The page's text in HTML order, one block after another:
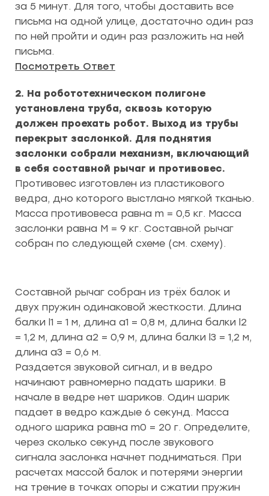
за 5 минут. Для того, чтобы доставить все
письма на одной улице, достаточно один раз
по ней пройти и один раз разложить на ней
письма.
Посмотреть Ответ
2. На робототехническом полигоне
установлена труба, сквозь которую
должен проехать робот. Выход из трубы
перекрыт заслонкой. Для поднятия
заслонки собрали механизм, включающий
в себя составной рычаг и противовес.
Противовес изготовлен из пластикового
ведра, дно которого выстлано мягкой тканью.
Масса противовеса равна m = 0,5 кг. Масса
заслонки равна M = 9 кг. Составной рычаг
собран по следующей схеме (см. схему).
Составной рычаг собран из трёх балок и
двух пружин одинаковой жесткости. Длина
балки l1 = 1 м, длина а1 = 0,8 м, длина балки l2
= 1,2 м, длина а2 = 0,9 м, длина балки l3 = 1,2 м,
длина а3 = 0,6 м.
Раздается звуковой сигнал, и в ведро
начинают равномерно падать шарики. В
начале в ведре нет шариков. Один шарик
падает в ведро каждые 6 секунд. Масса
одного шарика равна m0 = 20 г. Определите,
через сколько секунд после звукового
сигнала заслонка начнет подниматься. При
расчетах массой балок и потерями энергии
на трение в точках опоры и сжатии пружин